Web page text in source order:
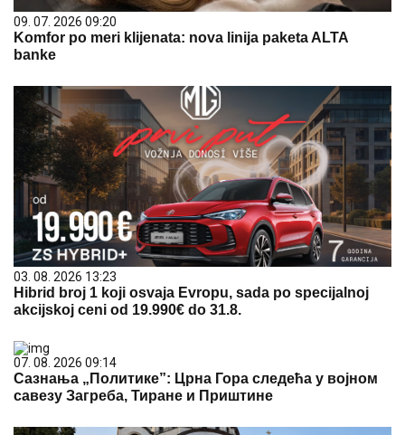
09. 07. 2026 09:20
Komfor po meri klijenata: nova linija paketa ALTA
banke
03. 08. 2026 13:23
Hibrid broj 1 koji osvaja Evropu, sada po specijalnoj
akcijskoj ceni od 19.990€ do 31.8.
07. 08. 2026 09:14
Сазнања „Политике”: Црна Гора следећа у војном
савезу Загреба, Тиране и Приштине